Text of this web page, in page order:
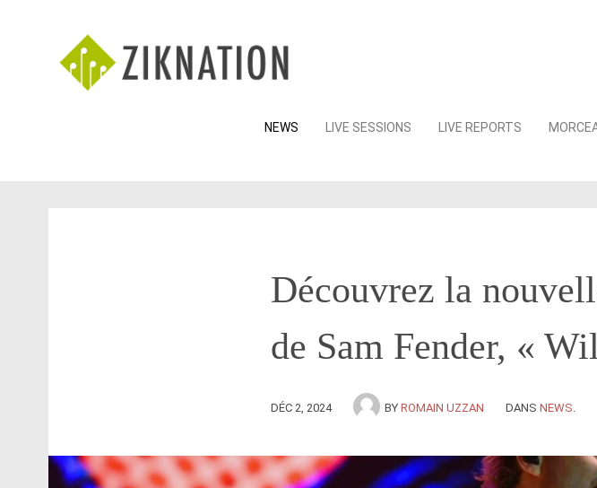
Skip
NEWS LIVE SESSIONS LIVE REPORTS
Découvrez la
de Sam Fender, «
DÉC 2, 2024 BY ROMAIN UZZAN DANS NEWS